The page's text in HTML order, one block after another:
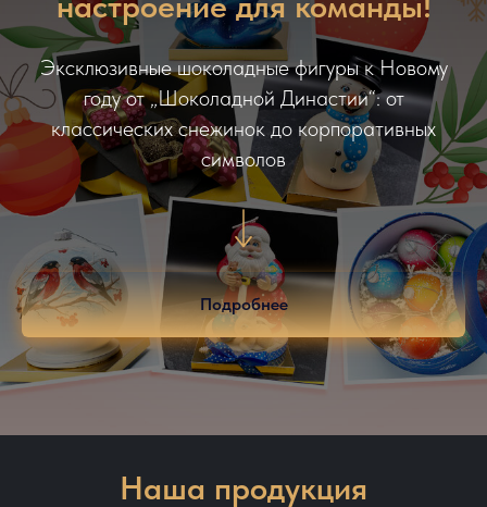
Эксклюзивные шоколадные фигуры к Новому
году от „Шоколадной Династии“: от
классических снежинок до корпоративных
символов
Подробнее
Наша продукция